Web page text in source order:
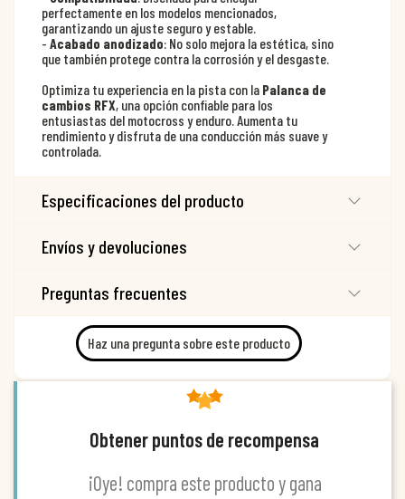
perfectamente en los modelos mencionados,
garantizando un ajuste seguro y estable.
- Acabado anodizado: No solo mejora la estética, sino
que también protege contra la corrosión y el desgaste.
Optimiza tu experiencia en la pista con la Palanca de
cambios RFX, una opción confiable para los
entusiastas del motocross y enduro. Aumenta tu
rendimiento y disfruta de una conducción más suave y
controlada.
Especificaciones del producto
Envíos y devoluciones
Preguntas frecuentes
Haz una pregunta sobre este producto
Obtener puntos de recompensa
¡Oye! compra este producto y gana